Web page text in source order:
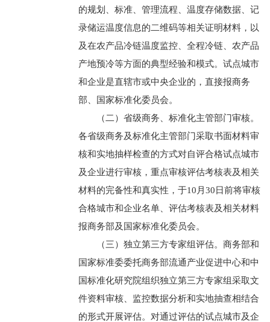
的规划、标准、管理流程、温度存储数据、记
录储运温度信息的二维码等相关证明材料，以
及在农产品冷链温度监控、全程冷链、农产品
产地预冷等方面的典型经验和模式。试点城市
和企业是直辖市或中央企业的，直接报商务
部、国家标准化委员会。
（二）省级商务、标准化主管部门审核。
各省级商务及标准化主管部门采取书面材料审
核和实地抽样检查的方式对自评合格试点城市
及企业进行审核，重点审核评估考核表及相关
材料的完备性和真实性，于10月30日前将审核
合格城市和企业名单、评估考核表及相关材料
报商务部及国家标准化委员会。
（三）独立第三方专家组评估。商务部和
国家标准委委托商务部流通产业促进中心和中
国标准化研究院组织独立第三方专家组采取文
件资料审核、监控数据分析和实地抽查相结合
的形式开展评估。对通过评估的试点城市及企